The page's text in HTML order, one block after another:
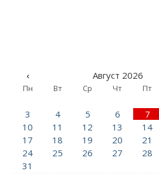
‹ Август 2026
Пн Вт Ср Чт Пт
3
4 5 6 7
10
11 12 13 14
17
18 19 20 21
24
25 26 27 28
31